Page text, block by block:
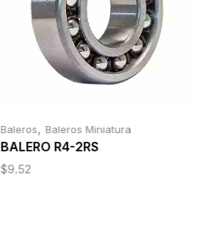
Baleros, Baleros Miniatura
BALERO R4-2RS
$9.52